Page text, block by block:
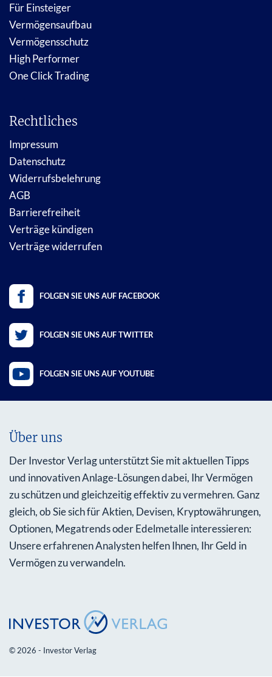
Für Einsteiger
Vermögensaufbau
Vermögensschutz
High Performer
One Click Trading
Rechtliches
Impressum
Datenschutz
Widerrufsbelehrung
AGB
Barrierefreiheit
Verträge kündigen
Verträge widerrufen
FOLGEN SIE UNS AUF FACEBOOK
FOLGEN SIE UNS AUF TWITTER
FOLGEN SIE UNS AUF YOUTUBE
Über uns
Der Investor Verlag unterstützt Sie mit aktuellen Tipps
und innovativen Anlage-Lösungen dabei, Ihr Vermögen
zu schützen und gleichzeitig effektiv zu vermehren. Ganz
gleich, ob Sie sich für Aktien, Devisen, Kryptowährungen,
Optionen, Megatrends oder Edelmetalle interessieren:
Unsere erfahrenen Analysten helfen Ihnen, Ihr Geld in
Vermögen zu verwandeln.
© 2026 - Investor Verlag